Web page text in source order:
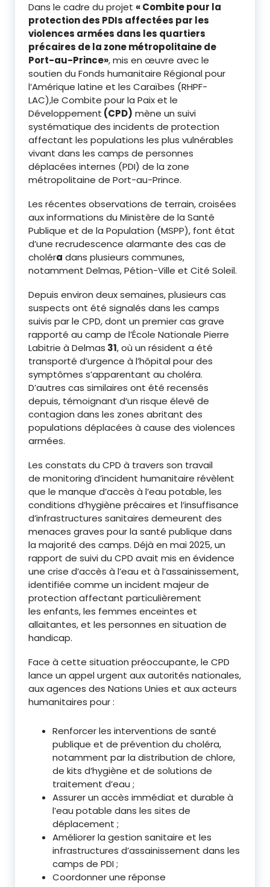
Dans le cadre du projet «Combite pour la
protection des PDIs affectées par les
violences armées dans les quartiers
précaires de la zone métropolitaine de
Port-au-Prince», mis en œuvre avec le
soutien du Fonds humanitaire Régional pour
l’Amérique latine et les Caraïbes (RHPF-
LAC),le Combite pour la Paix et le
Développement (CPD) mène un suivi
systématique des incidents de protection
affectant les populations les plus vulnérables
vivant dans les camps de personnes
déplacées internes (PDI) de la zone
métropolitaine de Port-au-Prince.
Les récentes observations de terrain, croisées
aux informations du Ministère de la Santé
Publique et de la Population (MSPP), font état
d’une recrudescence alarmante des cas de
choléra dans plusieurs communes,
notamment Delmas, Pétion-Ville et Cité Soleil.
Depuis environ deux semaines, plusieurs cas
suspects ont été signalés dans les camps
suivis par le CPD, dont un premier cas grave
rapporté au camp de l’École Nationale Pierre
Labitrie à Delmas 31, où un résident a été
transporté d’urgence à l’hôpital pour des
symptômes s’apparentant au choléra.
D’autres cas similaires ont été recensés
depuis, témoignant d’un risque élevé de
contagion dans les zones abritant des
populations déplacées à cause des violences
armées.
Les constats du CPD à travers son travail
de monitoring d’incident humanitaire révèlent
que le manque d’accès à l’eau potable, les
conditions d’hygiène précaires et l’insuffisance
d’infrastructures sanitaires demeurent des
menaces graves pour la santé publique dans
la majorité des camps. Déjà en mai 2025, un
rapport de suivi du CPD avait mis en évidence
une crise d’accès à l’eau et à l’assainissement,
identifiée comme un incident majeur de
protection affectant particulièrement
les enfants, les femmes enceintes et
allaitantes, et les personnes en situation de
handicap.
Face à cette situation préoccupante, le CPD
lance un appel urgent aux autorités nationales,
aux agences des Nations Unies et aux acteurs
humanitaires pour :
Renforcer les interventions de santé
publique et de prévention du choléra,
notamment par la distribution de chlore,
de kits d’hygiène et de solutions de
traitement d’eau ;
Assurer un accès immédiat et durable à
l’eau potable dans les sites de
déplacement ;
Améliorer la gestion sanitaire et les
infrastructures d’assainissement dans les
camps de PDI ;
Coordonner une réponse